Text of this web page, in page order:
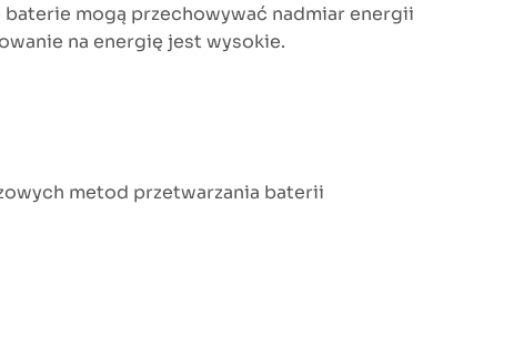
mogą przechowywać nadmiar energii
na energię jest wysokie.
metod przetwarzania baterii